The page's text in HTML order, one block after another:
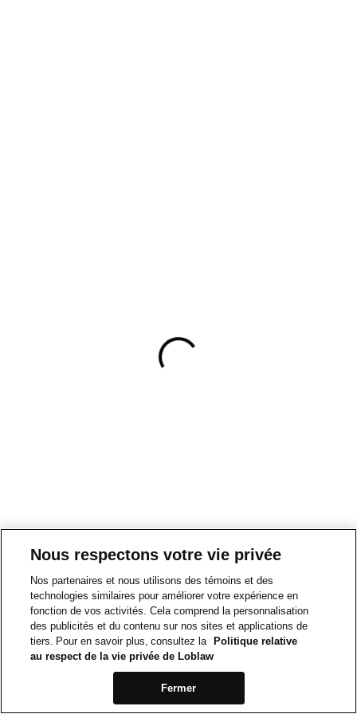
Nous respectons votre vie privée
Nos partenaires et nous utilisons des témoins et des
technologies similaires pour améliorer votre expérience en
fonction de vos activités. Cela comprend la personnalisation
des publicités et du contenu sur nos sites et applications de
tiers. Pour en savoir plus, consultez la
Politique relative
au respect de la vie privée de Loblaw
Fermer